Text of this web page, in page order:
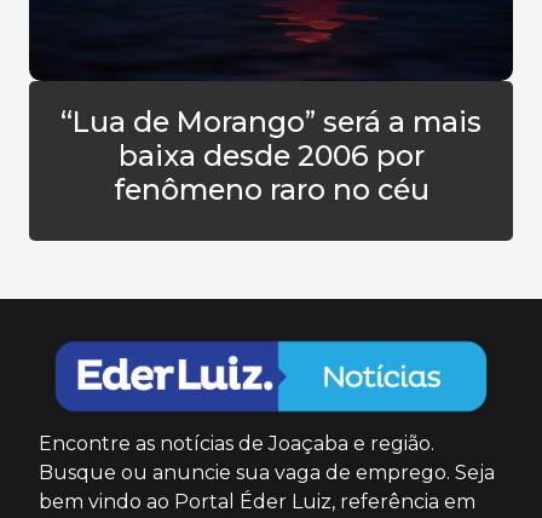
“Lua de Morango” será a mais
baixa desde 2006 por
fenômeno raro no céu
Encontre as notícias de Joaçaba e região.
Busque ou anuncie sua vaga de emprego. Seja
bem vindo ao Portal Éder Luiz, referência em